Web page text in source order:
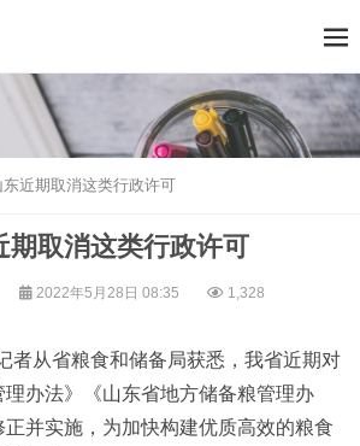
东近期取消这类行政许可
期取消这类行政许可
2022年5月28日 08:35 1,328
者从省粮食和储备局获悉，我省近期对
理办法》《山东省地方储备粮管理办
并实施，为加快构建优质高效的粮食